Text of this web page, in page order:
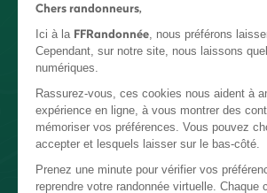
Chers randonneurs,
Ici à la FFRandonnée, nous préférons
Cependant, sur notre site, nous laissons
numériques.
Rassurez-vous, ces cookies nous aident à
expérience en ligne, à vous montrer des
mémoriser vos préférences. Vous pouvez
accepter et lesquels laisser sur le bas-côté.
Prenez une minute pour vérifier vos
reprendre votre randonnée virtuelle. Chaque